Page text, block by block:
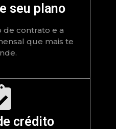
seu plano
de contrato e a
que mais te
crédito